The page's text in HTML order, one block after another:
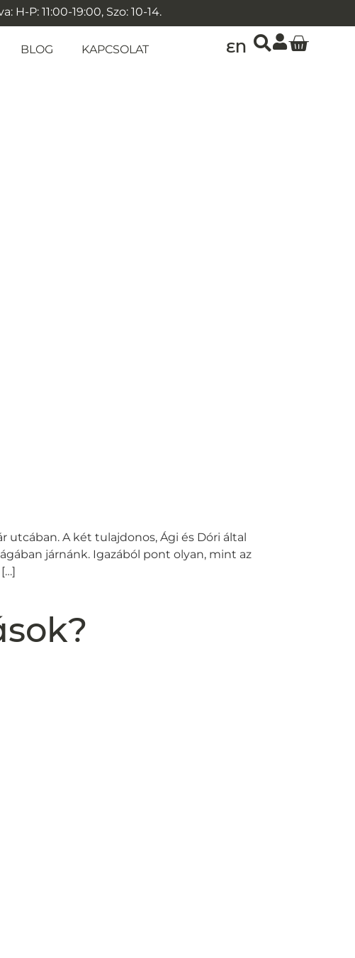
P: 11:00-19:00, Szo: 10-14.
BLOG KAPCSOLAT EN
utcában. A két tulajdonos, Ági és Dóri által
járnánk. Igazából pont olyan, mint az